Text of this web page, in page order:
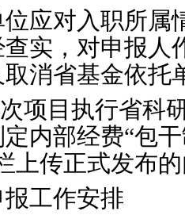
应对入职所属
实，对申报人
消省基金依托
项目执行省科
内部经费“包
上传正式发布
报工作安排